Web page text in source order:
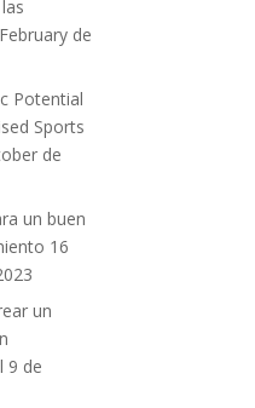
de
Potential
Sports
de
un buen
16
un
9 de